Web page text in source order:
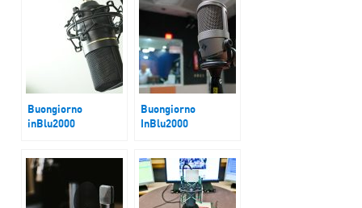
Buongiorno
inBlu2000
Campidoglio
Buongiorno
InBlu2000